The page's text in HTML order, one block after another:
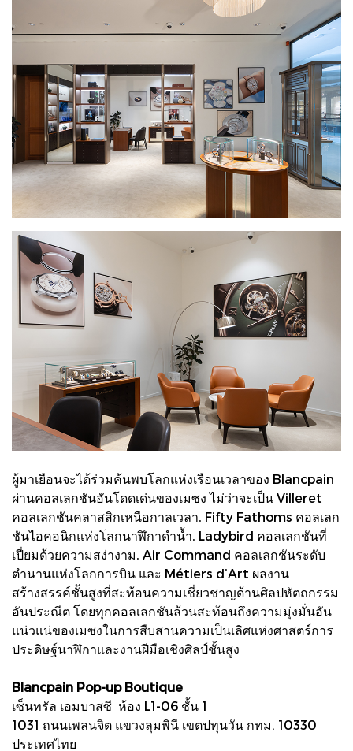
ผู้มาเยือนจะได้ร่วมค้นพบโลกแห่งเรือนเวลาของ Blancpain
ผ่านคอลเลกชันอันโดดเด่นของเมซง ไม่ว่าจะเป็น Villeret
คอลเลกชันคลาสสิกเหนือกาลเวลา, Fifty Fathoms คอลเลก
ชันไอคอนิกแห่งโลกนาฬิกาดำน้ำ, Ladybird คอลเลกชันที่
เปี่ยมด้วยความสง่างาม, Air Command คอลเลกชันระดับ
ตำนานแห่งโลกการบิน และ Métiers d’Art ผลงาน
สร้างสรรค์ชั้นสูงที่สะท้อนความเชี่ยวชาญด้านศิลปหัตถกรรม
อันประณีต โดยทุกคอลเลกชันล้วนสะท้อนถึงความมุ่งมั่นอัน
แน่วแน่ของเมซงในการสืบสานความเป็นเลิศแห่งศาสตร์การ
ประดิษฐ์นาฬิกาและงานฝีมือเชิงศิลป์ชั้นสูง
Blancpain Pop-up Boutique
เซ็นทรัล เอมบาสซี ห้อง L1-06 ชั้น 1
1031 ถนนเพลนจิต แขวงลุมพินี เขตปทุนวัน กทม. 10330
ประเทศไทย